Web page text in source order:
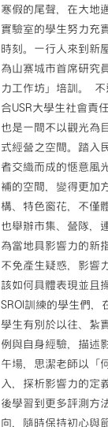
寒假的尾聲，在大地
實驗室的學生努力充
時刻。一行人來到新
為山寨城市首席研究
力工作坊」培訓。
合USR大學生社會責
也是一間不以觀光為
式經營之空間。踏入
者交織而成的愜意風
補的空間，變得更加
構、特色窗花，不僅
也舉辦市集、營隊，
為當地具影響力的新
不免產生疑惑，影響
該如何具體表現並且
SROI訓練的學生們，
學生有別於以往、紮
例與自身經驗，描述
午場，思潔老師以「
入，探析影響力的定
後學習到更多評測方
向，隨時保持初心與